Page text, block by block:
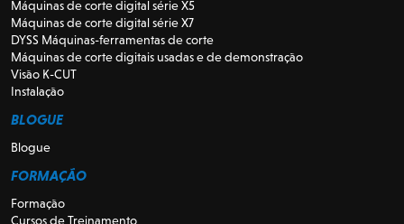
Máquinas de corte digital série X5
Máquinas de corte digital série X7
DYSS Máquinas-ferramentas de corte
Máquinas de corte digitais usadas e de demonstração
Visão K-CUT
Instalação
BLOGUE
Blogue
FORMAÇÃO
Formação
Cursos de Treinamento